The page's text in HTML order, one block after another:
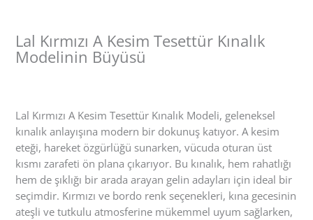
Lal Kırmızı A Kesim Tesettür Kınalık
Modelinin Büyüsü
Lal Kırmızı A Kesim Tesettür Kınalık Modeli, geleneksel
kınalık anlayışına modern bir dokunuş katıyor. A kesim
eteği, hareket özgürlüğü sunarken, vücuda oturan üst
kısmı zarafeti ön plana çıkarıyor. Bu kınalık, hem rahatlığı
hem de şıklığı bir arada arayan gelin adayları için ideal bir
seçimdir. Kırmızı ve bordo renk seçenekleri, kına gecesinin
ateşli ve tutkulu atmosferine mükemmel uyum sağlarken,